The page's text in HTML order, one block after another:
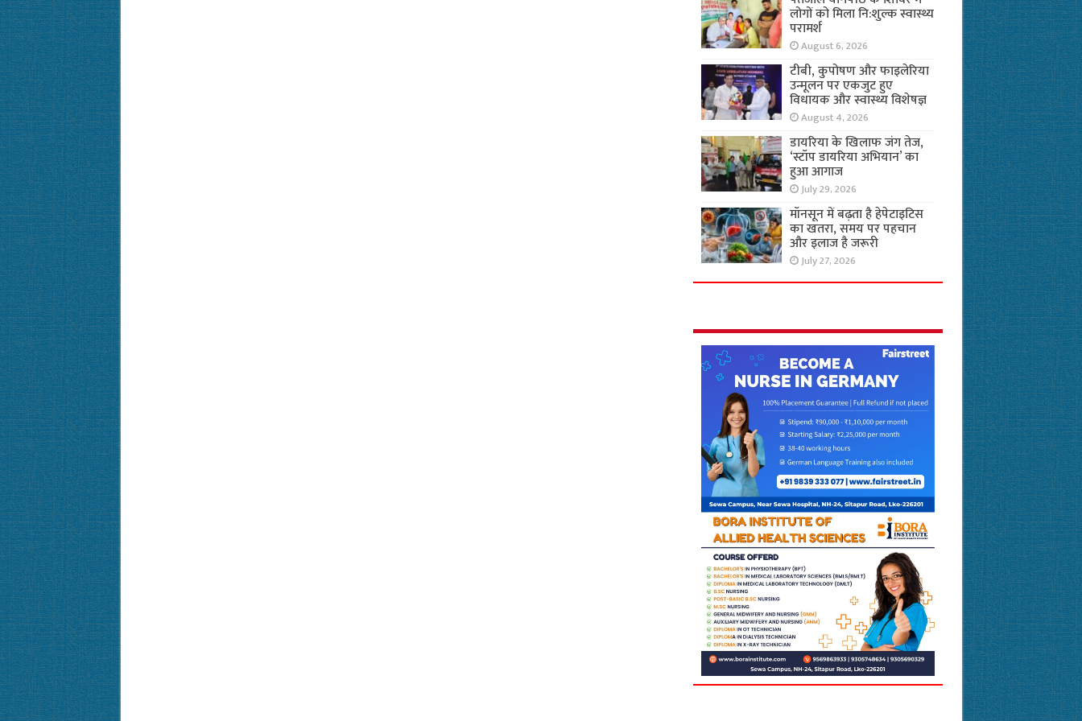
लोगों को मिला नि:शुल्क स्वास्थ्य
परामर्श
August 6, 2026
टीबी, कुपोषण और फाइलेरिया
उन्मूलन पर एकजुट हुए
विधायक और स्वास्थ्य विशेषज्ञ
August 4, 2026
डायरिया के खिलाफ जंग तेज,
‘स्टॉप डायरिया अभियान’ का
हुआ आगाज
July 29, 2026
मॉनसून में बढ़ता है हेपेटाइटिस
का खतरा, समय पर पहचान
और इलाज है जरूरी
July 27, 2026